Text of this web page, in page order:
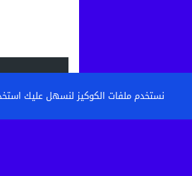
خطوة
نستخدم ملفات الكوكيز لنسهل عليك